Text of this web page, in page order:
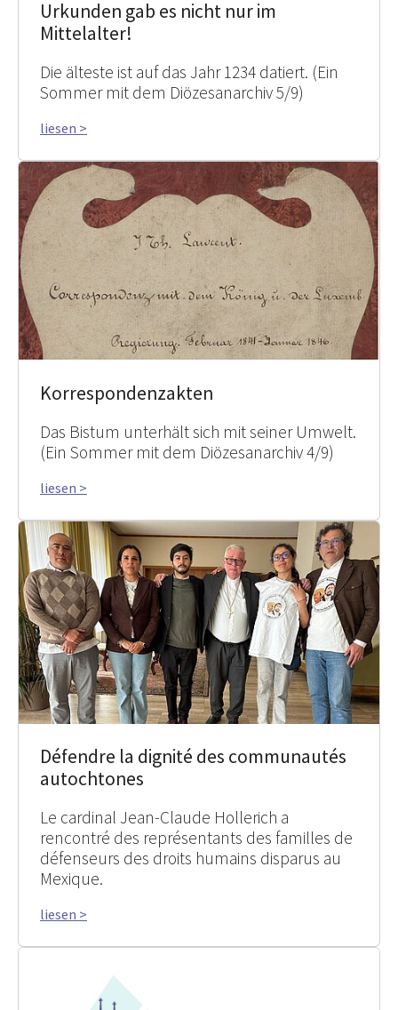
Urkunden gab es nicht nur im
Mittelalter!
Die älteste ist auf das Jahr 1234 datiert. (Ein
Sommer mit dem Diözesanarchiv 5/9)
liesen >
Korrespondenzakten
Das Bistum unterhält sich mit seiner Umwelt.
(Ein Sommer mit dem Diözesanarchiv 4/9)
liesen >
Défendre la dignité des communautés
autochtones
Le cardinal Jean-Claude Hollerich a
rencontré des représentants des familles de
défenseurs des droits humains disparus au
Mexique.
liesen >